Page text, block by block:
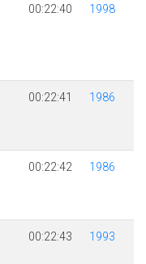
00:22:40 1998
00:22:41 1986
00:22:42 1986
00:22:43 1993